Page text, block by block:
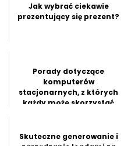
Jak wybrać ciekawie
prezentujący się prezent?
Porady dotyczące
komputerów
stacjonarnych, z których
każdy może skorzystać
Skuteczne generowanie i